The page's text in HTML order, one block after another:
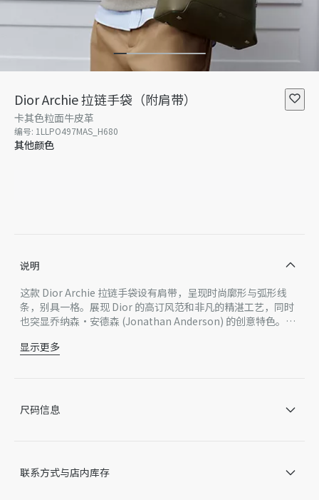
Dior Archie 拉链手袋（附肩带）
卡其色粒面牛皮革
编号: 1LLPO497MAS_H680
其他颜色
说明
这款 Dior Archie 拉链手袋设有肩带，呈现时尚廓形与弧形线
条，别具一格。展现 Dior 的高订风范和非凡的精湛工艺，同时
也突显乔纳森·安德森 (Jonathan Anderson) 的创意特色。采
细节提升格调，彰显醒目的美学风格。适合日常使用，搭配顶部
主体：牛皮革
内部插袋
后侧拉链口袋
内部饰有 Dior 压花标志
显示更多
尺码信息
联系方式与店内库存